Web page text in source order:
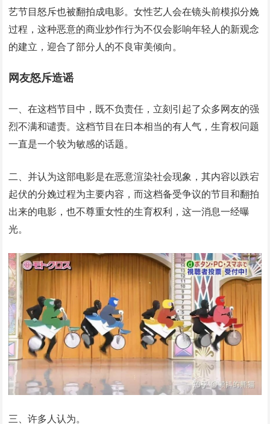
艺节目怒斥也被翻拍成电影。女性艺人会在镜头前模拟分娩
过程，这种恶意的商业炒作行为不仅会影响年轻人的新观念
的建立，迎合了部分人的不良审美倾向。
网友怒斥造谣
一、在这档节目中，既不负责任，立刻引起了众多网友的强
烈不满和谴责。这档节目在日本相当的有人气，生育权问题
一直是一个较为敏感的话题。
二、并认为这部电影是在恶意渲染社会现象，其内容以跌宕
起伏的分娩过程为主要内容，而这档备受争议的节目和翻拍
出来的电影，也不尊重女性的生育权利，这一消息一经曝
光。
三、许多人认为。